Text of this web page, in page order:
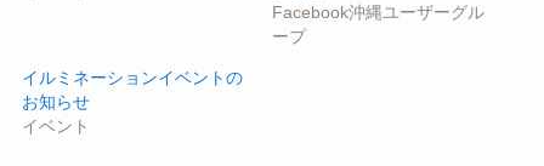
Facebook沖縄ユーザーグル
ープ
イルミネーションイベントの
お知らせ
イベント